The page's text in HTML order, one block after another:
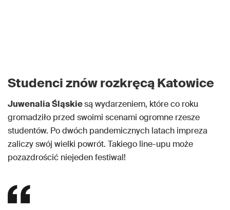
Studenci znów rozkręcą Katowice
Juwenalia Śląskiesą wydarzeniem, które co roku
gromadziło przed swoimi scenami ogromne rzesze
studentów. Po dwóch pandemicznych latach impreza
zaliczy swój wielki powrót. Takiego line-upu może
pozazdrościć niejeden festiwal!